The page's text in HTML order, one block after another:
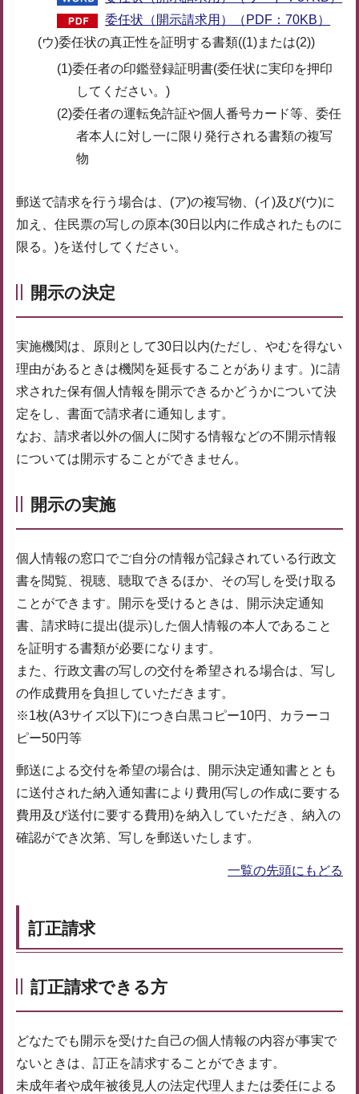
委任状（開示請求用）（PDF：70KB）
(ウ)委任状の真正性を証明する書類((1)または(2))
(1)委任者の印鑑登録証明書(委任状に実印を押印
してください。)
(2)委任者の運転免許証や個人番号カード等、委任
者本人に対し一に限り発行される書類の複写
物
郵送で請求を行う場合は、(ア)の複写物、(イ)及び(ウ)に
加え、住民票の写しの原本(30日以内に作成されたものに
限る。)を送付してください。
開示の決定
実施機関は、原則として30日以内(ただし、やむを得ない
理由があるときは機関を延長することがあります。)に請
求された保有個人情報を開示できるかどうかについて決
定をし、書面で請求者に通知します。
なお、請求者以外の個人に関する情報などの不開示情報
については開示することができません。
開示の実施
個人情報の窓口でご自分の情報が記録されている行政文
書を閲覧、視聴、聴取できるほか、その写しを受け取る
ことができます。開示を受けるときは、開示決定通知
書、請求時に提出(提示)した個人情報の本人であること
を証明する書類が必要になります。
また、行政文書の写しの交付を希望される場合は、写し
の作成費用を負担していただきます。
※1枚(A3サイズ以下)につき白黒コピー10円、カラーコ
ピー50円等
郵送による交付を希望の場合は、開示決定通知書ととも
に送付された納入通知書により費用(写しの作成に要する
費用及び送付に要する費用)を納入していただき、納入の
確認ができ次第、写しを郵送いたします。
一覧の先頭にもどる
訂正請求
訂正請求できる方
どなたでも開示を受けた自己の個人情報の内容が事実で
ないときは、訂正を請求することができます。
未成年者や成年被後見人の法定代理人または委任による